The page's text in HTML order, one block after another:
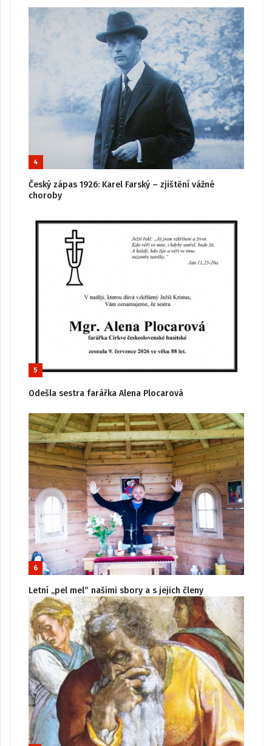
4
Český zápas 1926: Karel Farský – zjištění vážné
choroby
5
Odešla sestra farářka Alena Plocarová
6
Letní „pel mel“ našimi sbory a s jejich členy